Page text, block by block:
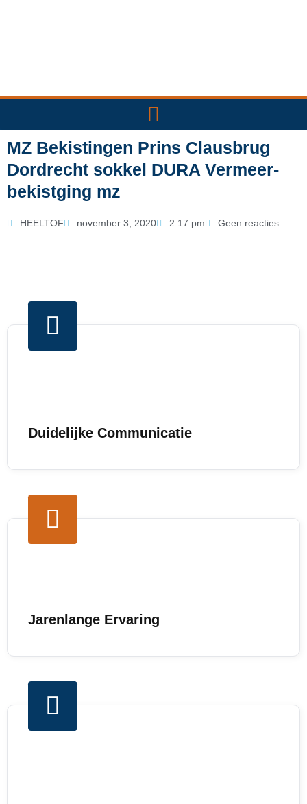
MZ Bekistingen Prins Clausbrug
Dordrecht sokkel DURA Vermeer-
bekistging mz
HEELTOF november 3, 2020 2:17 pm Geen reacties
Duidelijke Communicatie
Jarenlange Ervaring